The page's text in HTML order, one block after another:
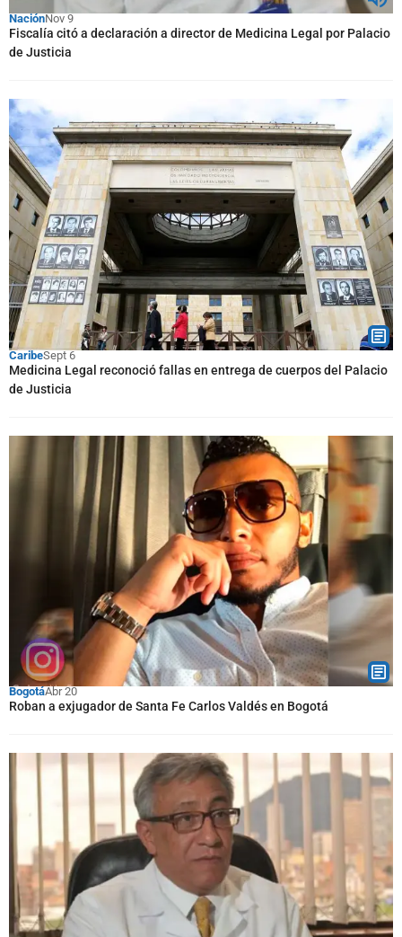
NaciónNov 9
Fiscalía citó a declaración a director de Medicina Legal por Palacio
de Justicia
CaribeSept 6
Medicina Legal reconoció fallas en entrega de cuerpos del Palacio
de Justicia
BogotáAbr 20
Roban a exjugador de Santa Fe Carlos Valdés en Bogotá